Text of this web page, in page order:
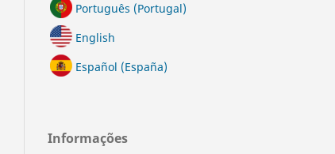
Português (Portugal)
English
Español (España)
Informações